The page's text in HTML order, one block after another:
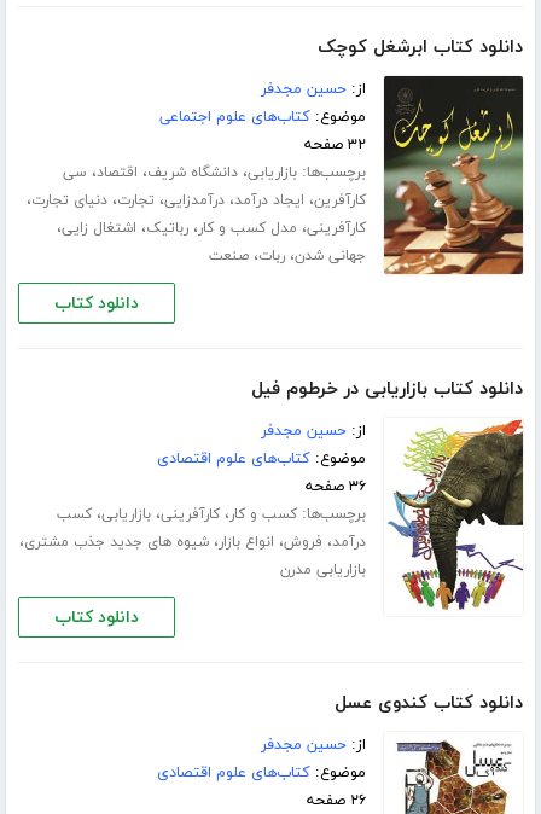
دانلود کتاب ابرشغل کوچک
از:حسین مجدفر
موضوع:کتاب‌های علوم اجتماعی
۳۲ صفحه
برچسب‌ها:بازاریابی،دانشگاه شریف، اقتصاد، سی
کارآفرین، ایجاد درآمد،درآمدزایی، تجارت،دنیای تجارت،
کارآفرینی، مدل کسب و کار،رباتیک، اشتغال زایی،
جهانی شدن،ربات،صنعت
دانلود کتاب
دانلود کتاب بازاریابی در خرطوم فیل
از:حسین مجدفر
موضوع:کتاب‌های علوم اقتصادی
۳۶ صفحه
برچسب‌ها:کسب و کار،کارآفرینی،بازاریابی،کسب
درآمد، فروش، انواع بازار،شیوه های جدید جذب مشتری،
بازاریابی مدرن
دانلود کتاب
دانلود کتاب کندوی عسل
از:حسین مجدفر
موضوع:کتاب‌های علوم اقتصادی
۲۶ صفحه